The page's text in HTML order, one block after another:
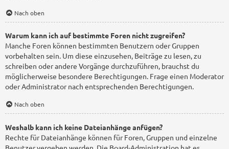
Nach oben
Warum kann ich auf bestimmte Foren nicht zugreifen?
Manche Foren können bestimmten Benutzern oder Gruppen
vorbehalten sein. Um diese einzusehen, Beiträge zu lesen, zu
schreiben oder andere Vorgänge durchzuführen, brauchst du
möglicherweise besondere Berechtigungen. Frage einen Moderator
oder Administrator nach entsprechenden Berechtigungen.
Nach oben
Weshalb kann ich keine Dateianhänge anfügen?
Rechte für Dateianhänge können für Foren, Gruppen und einzelne